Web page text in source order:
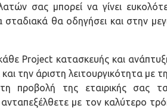
σας μπορεί να γίνει
σταδιακά θα οδηγήσει και στην
Project κατασκευής και
την άριστη λειτουργικότητα με
προβολή της εταιρικής σας
με τον καλύτερο